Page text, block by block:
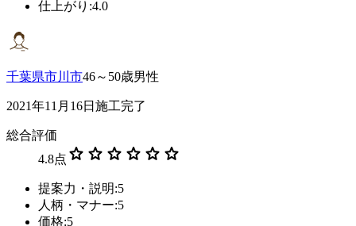
仕上がり:4.0
千葉県市川市46～50歳男性
2021年11月16日施工完了
総合評価
4.8点 star star star star star star
提案力・説明:5
人柄・マナー:5
価格:5